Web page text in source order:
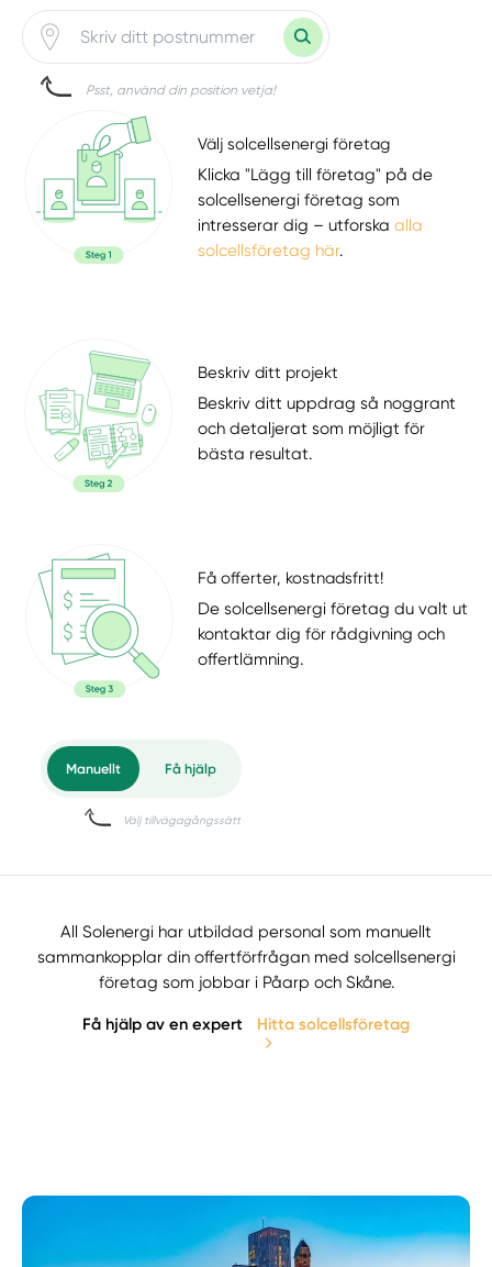
Psst, använd din position vetja!
Välj solcellsenergi företag
Klicka "Lägg till företag" på de
solcellsenergi företag som
intresserar dig – utforskaalla
solcellsföretag här.
Beskriv ditt projekt
Beskriv ditt uppdrag så noggrant
och detaljerat som möjligt för
bästa resultat.
Få offerter, kostnadsfritt!
De solcellsenergi företag du valt ut
kontaktar dig för rådgivning och
offertlämning.
All Solenergi har utbildad personal som manuellt
sammankopplar din offertförfrågan med solcellsenergi
företag som jobbar i Påarp och Skåne.
Få hjälp av en expert Hitta solcellsföretag